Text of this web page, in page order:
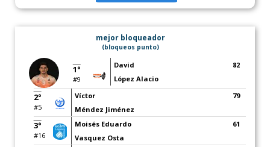
mejor bloqueador
(bloqueos punto)
1°
#9
David
López Alacio
82
2°
#5
Víctor
Méndez Jiménez
79
3°
#16
Moisés Eduardo
Vasquez Osta
61